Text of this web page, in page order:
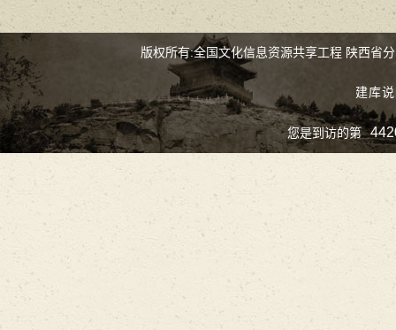
版权所有:全国文化信息资源共享工程 陕西省
建库
您是到访的第